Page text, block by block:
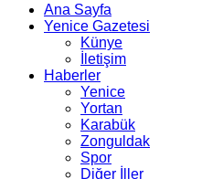
Ana Sayfa
Yenice Gazetesi
Künye
İletişim
Haberler
Yenice
Yortan
Karabük
Zonguldak
Spor
Diğer İller